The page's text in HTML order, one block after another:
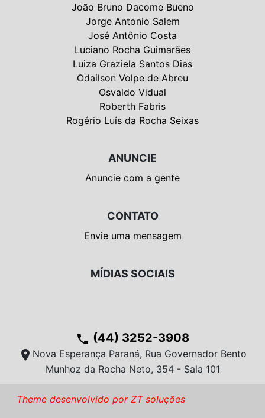
João Bruno Dacome Bueno
Jorge Antonio Salem
José Antônio Costa
Luciano Rocha Guimarães
Luiza Graziela Santos Dias
Odailson Volpe de Abreu
Osvaldo Vidual
Roberth Fabris
Rogério Luís da Rocha Seixas
ANUNCIE
Anuncie com a gente
CONTATO
Envie uma mensagem
MÍDIAS SOCIAIS
phone (44) 3252-3908
location_on Nova Esperança Paraná, Rua Governador Bento
Munhoz da Rocha Neto, 354 - Sala 101
Theme desenvolvido por ZT soluções